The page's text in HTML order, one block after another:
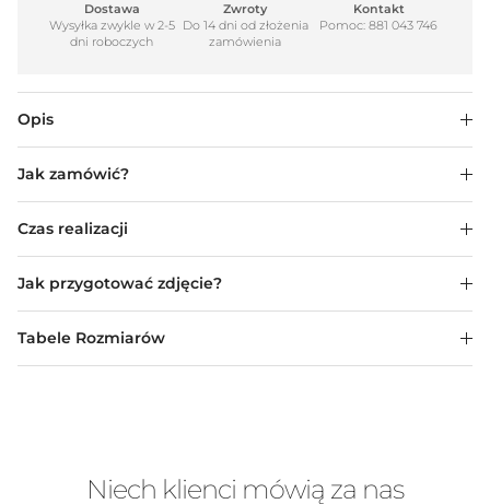
Dostawa
Wysyłka zwykle w 2-5
dni roboczych
Zwroty
Do 14 dni od złożenia
zamówienia
Kontakt
Pomoc: 881 043 746
Opis
Jak zamówić?
Czas realizacji
Jak przygotować zdjęcie?
Tabele Rozmiarów
Niech klienci mówią za nas